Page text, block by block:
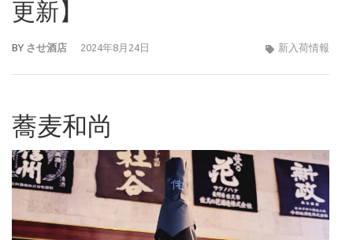
更新】
BY させ酒店 2024年8月24日 新入荷情報
蕎麦和尚